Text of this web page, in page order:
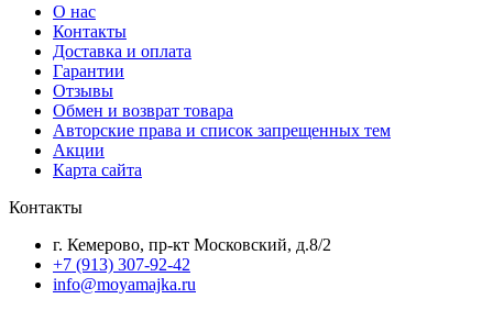
О нас
Контакты
Доставка и оплата
Гарантии
Отзывы
Обмен и возврат товара
Авторские права и список запрещенных тем
Акции
Карта сайта
Контакты
г. Кемерово, пр-кт Московский, д.8/2
+7 (913) 307-92-42
info@moyamajka.ru